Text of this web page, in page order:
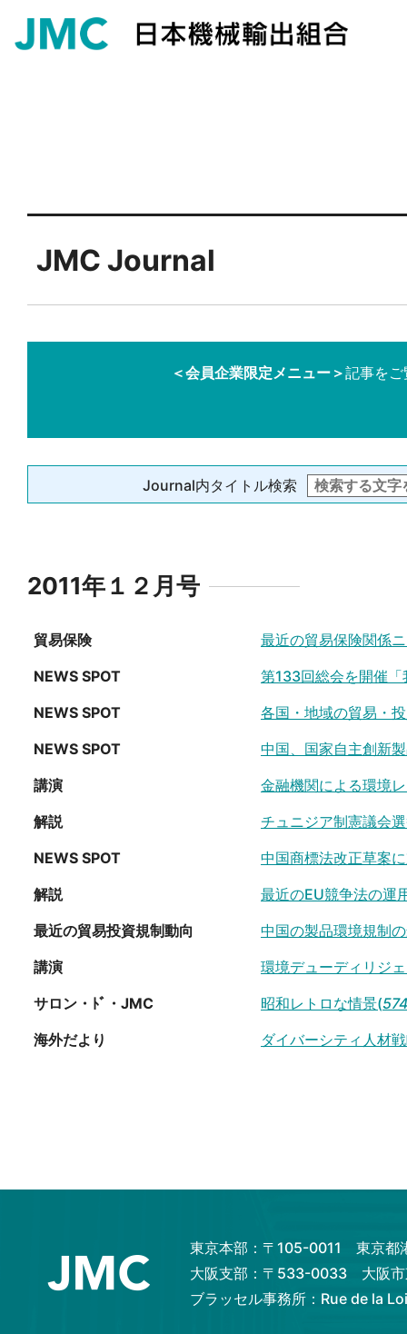
JMC Journal
＜会員企業限定メニュー＞記事を
Journal内タイトル検索
2011年１２月号
貿易保険
最近の貿易保険関係
NEWS SPOT
第133回総会を開催
NEWS SPOT
各国・地域の貿易・
NEWS SPOT
中国、国家自主創新
講演
金融機関による環境
解説
チュニジア制憲議会
NEWS SPOT
中国商標法改正草案
解説
最近のEU競争法の運
最近の貿易投資規制動向
中国の製品環境規制
講演
環境デューディリジ
サロン・ﾄﾞ・JMC
昭和レトロな情景(
海外だより
ダイバーシティ人材
東京本部：〒105-0011 東京都
大阪支部：〒533-0033 大阪市
ブラッセル事務所：Rue de la